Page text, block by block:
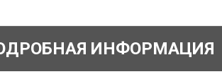
ИНФОРМАЦИЯ